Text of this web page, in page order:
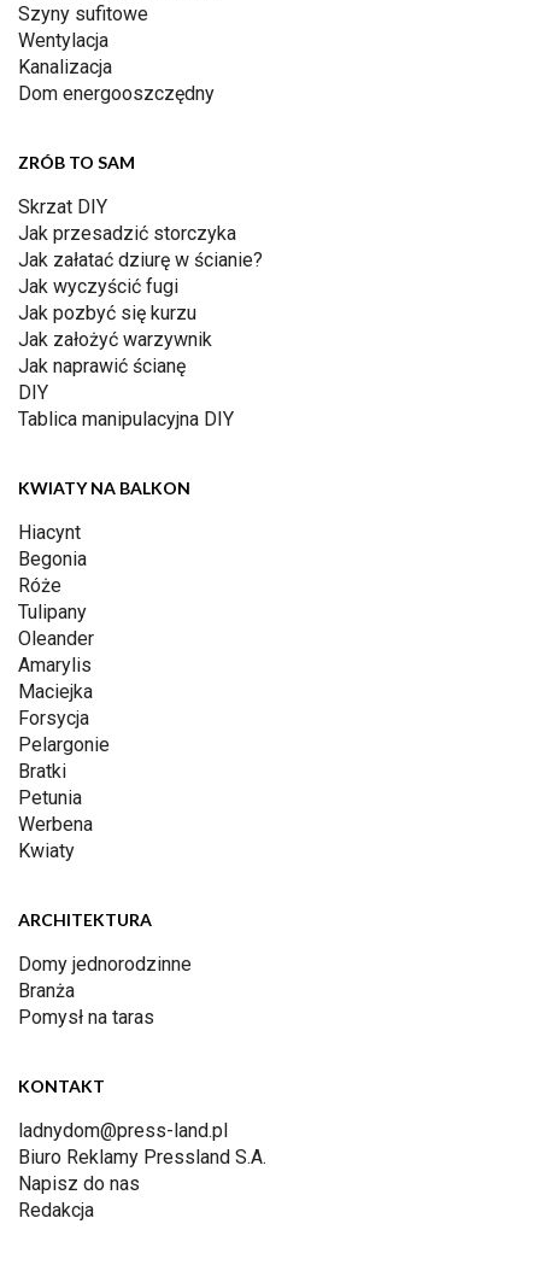
Szyny sufitowe
Wentylacja
Kanalizacja
Dom energooszczędny
ZRÓB TO SAM
Skrzat DIY
Jak przesadzić storczyka
Jak załatać dziurę w ścianie?
Jak wyczyścić fugi
Jak pozbyć się kurzu
Jak założyć warzywnik
Jak naprawić ścianę
DIY
Tablica manipulacyjna DIY
KWIATY NA BALKON
Hiacynt
Begonia
Róże
Tulipany
Oleander
Amarylis
Maciejka
Forsycja
Pelargonie
Bratki
Petunia
Werbena
Kwiaty
ARCHITEKTURA
Domy jednorodzinne
Branża
Pomysł na taras
KONTAKT
ladnydom@press-land.pl
Biuro Reklamy Pressland S.A.
Napisz do nas
Redakcja